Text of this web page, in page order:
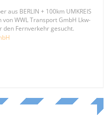
aus BERLIN + 100km UMKREIS
von WWL Transport GmbH Lkw-
Fernverkehr gesucht.